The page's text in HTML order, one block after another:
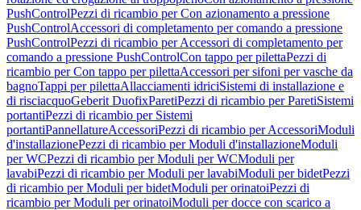
PushControlPezzi di ricambio per Con azionamento a pressione
PushControlAccessori di completamento per comando a pressione
PushControlPezzi di ricambio per Accessori di completamento per
comando a pressione PushControlCon tappo per pilettaPezzi di
ricambio per Con tappo per pilettaAccessori per sifoni per vasche da
bagnoTappi per pilettaAllacciamenti idriciSistemi di installazione e
di risciacquoGeberit DuofixParetiPezzi di ricambio per ParetiSistemi
portantiPezzi di ricambio per Sistemi
portantiPannellatureAccessoriPezzi di ricambio per AccessoriModuli
d'installazionePezzi di ricambio per Moduli d'installazioneModuli
per WCPezzi di ricambio per Moduli per WCModuli per
lavabiPezzi di ricambio per Moduli per lavabiModuli per bidetPezzi
di ricambio per Moduli per bidetModuli per orinatoiPezzi di
ricambio per Moduli per orinatoiModuli per docce con scarico a